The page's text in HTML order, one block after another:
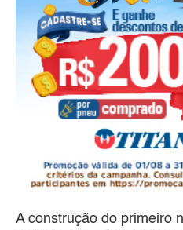
A construção do primeiro